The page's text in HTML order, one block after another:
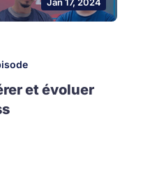
Jan 17, 2024
et évoluer